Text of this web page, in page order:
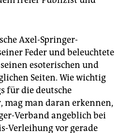
Axel-Springer-
Feder und beleuchtete
esoterischen und
Seiten. Wie wichtig
für die deutsche
mag man daran erkennen,
Verband angeblich bei
Verleihung vor gerade